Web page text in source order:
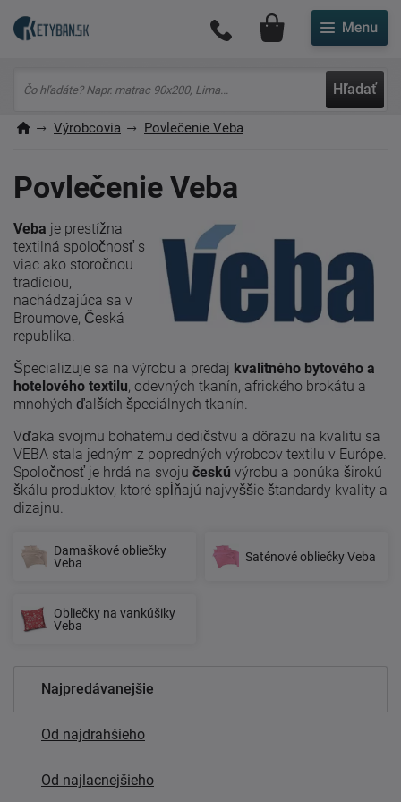
Hľadať
Môj účet
Výrobcovia Povlečenie Veba
Povlečenie Veba
Veba je prestížna
textilná spoločnosť s
viac ako storočnou
tradíciou,
nachádzajúca sa v
Broumove, Česká
republika.
Špecializuje sa na výrobu a predaj kvalitného bytového a
hotelového textilu, odevných tkanín, afrického brokátu a
mnohých ďalších špeciálnych tkanín.
Vďaka svojmu bohatému dedičstvu a dôrazu na kvalitu sa
VEBA stala jedným z popredných výrobcov textilu v Európe.
Spoločnosť je hrdá na svoju českú výrobu a ponúka širokú
škálu produktov, ktoré spĺňajú najvyššie štandardy kvality a
dizajnu.
Damaškové obliečky
Veba
Saténové obliečky Veba
Obliečky na vankúšiky
Veba
Najpredávanejšie
Od najdrahšieho
Od najlacnejšieho